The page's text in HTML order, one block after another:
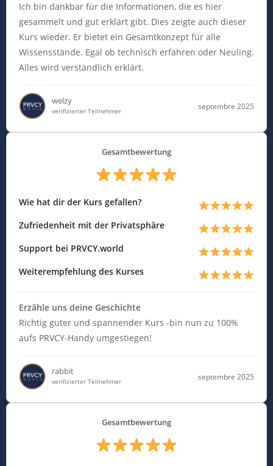
Ich bin dankbar für die Informationen, die es hier
gesammelt und gut erklärt gibt. Dies zeigte auch dieser
Kurs wieder. Er bietet ein Gesamtkonzept für alle
Wissensstände. Egal ob technisch erfahren oder Neuling.
Alles wird verständlich erklärt.
welzy
verifizierter Teilnehmer
septembre 2025
Gesamtbewertung
Wie hat dir der Kurs gefallen?
Zufriedenheit mit der Privatsphäre
Support bei PRVCY.world
Weiterempfehlung des Kurses
Erzähle uns deine Geschichte
Richtig guter und spannender Kurs -bin nun zu 100%
aufs PRVCY-Handy umgestiegen!
rabbit
verifizierter Teilnehmer
septembre 2025
Gesamtbewertung